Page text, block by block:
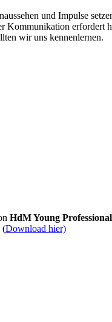
und Impulse
erfordert
wir uns kennenlernen.
HdM Young
(Download hier)